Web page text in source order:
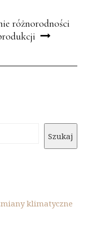
różnorodności
Szukaj
klimatyczne